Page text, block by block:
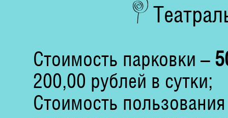
Стоимость парковки –
200,00 рублей в сутки;
Стоимость